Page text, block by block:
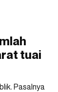
tuai
Pasalnya